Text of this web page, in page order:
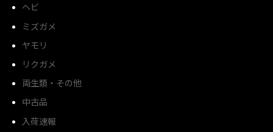
ヘビ
ミズガメ
ヤモリ
リクガメ
両生類・その他
中古品
入荷速報